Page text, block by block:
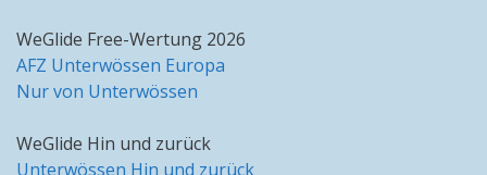
WeGlide Free-Wertung 2026
AFZ Unterwössen Europa
Nur von Unterwössen
WeGlide Hin und zurück
Unterwössen Hin und zurück